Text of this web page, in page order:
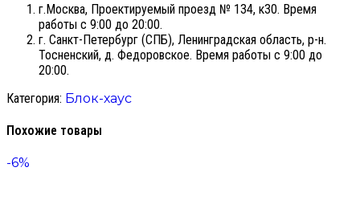
г.Москва, Проектируемый проезд № 134, к30. Время
работы с 9:00 до 20:00.
г. Санкт-Петербург (СПБ), Ленинградская область, р-н.
Тосненский, д. Федоровское. Время работы с 9:00 до
20:00.
Категория: Блок-хаус
Похожие товары
-6%